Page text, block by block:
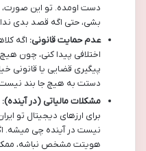
دست اومده. تو این صورت،
بشی، حتی اگه قصد بدی
عدم حمایت قانونی: اگه
اختلافی پیدا کنی، چون
پیگیری قضایی یا قانونی
دستت به هیچ جا بند
مشکلات مالیاتی (در آینده):
برای ارزهای دیجیتال تو
نیست در آینده چی میشه.
هویتت مشخص نباشه،